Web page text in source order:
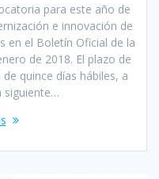
para este año de
e innovación de
en el Boletín Oficial de la
de 2018. El plazo de
quince días hábiles, a
siguiente…